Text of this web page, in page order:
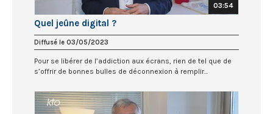
03:54
Quel jeûne digital ?
Diffusé le 03/05/2023
Pour se libérer de l’addiction aux écrans, rien de tel que de
s’offrir de bonnes bulles de déconnexion à remplir...